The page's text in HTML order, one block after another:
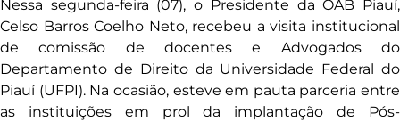
Nessa segunda-feira (07), o Presidente da OAB Piauí,
Celso Barros Coelho Neto, recebeu a visita institucional
de comissão de docentes e Advogados do
Departamento de Direito da Universidade Federal do
Piauí (UFPI). Na ocasião, esteve em pauta parceria entre
as instituições em prol da implantação de Pós-